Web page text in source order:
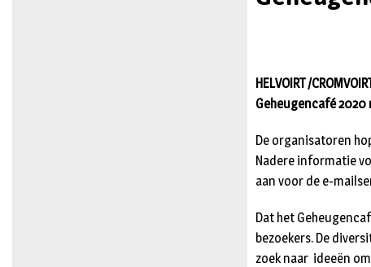
HELVOIRT /
Geheugencafé
De organisatoren
Nadere informatie
aan voor de e-
Dat het
bezoekers. De
zoek naar ideeën